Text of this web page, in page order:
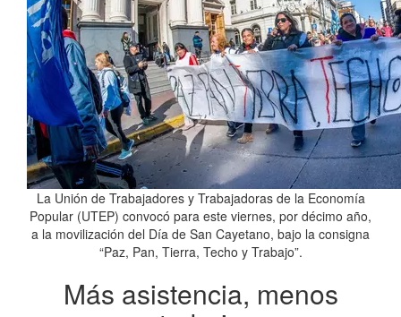
La Unión de Trabajadores y Trabajadoras de la Economía
Popular (UTEP) convocó para este viernes, por décimo año,
a la movilización del Día de San Cayetano, bajo la consigna
“Paz, Pan, Tierra, Techo y Trabajo”.
Más asistencia, menos